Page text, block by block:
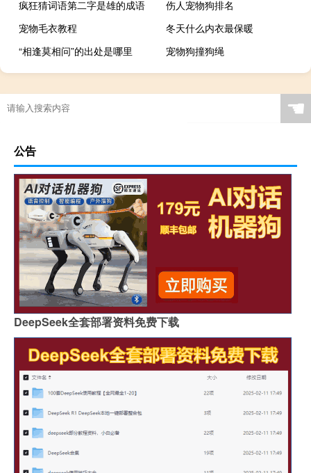
疯狂猜词语第二字是雄的成语
伤人宠物狗排名
宠物毛衣教程
冬天什么内衣最保暖
“相逢莫相问”的出处是哪里
宠物狗撞狗绳
☚
公告
DeepSeek全套部署资料免费下载